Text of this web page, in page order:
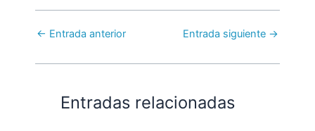
← Entrada anterior Entrada siguiente →
Entradas relacionadas